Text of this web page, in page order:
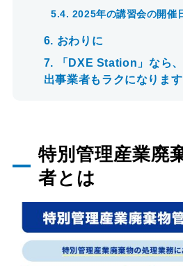
5.4. 2025年の講習会の開催
6. おわりに
7. 「DXE Station」なら
出事業者もラクになります
特別管理産業廃
者とは